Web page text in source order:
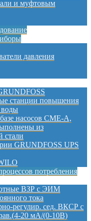
и муфтовым
давления
станции повышения
воды
насосов CME-A,
из
стали
GRUNDFOSS UPS
потребления
ВЗР с ЭИМ
тока
регулир. сед. ВКСР с
20 мА/(0-10В)